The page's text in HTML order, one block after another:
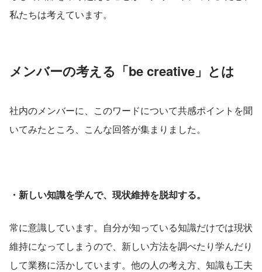
私たちは考えています。
メンバーの考える「be creative」とは
社内のメンバーに、このワードについて共感ポイントを聞
いてみたところ、こんな回答が集まりました。
・新しい知識を学んで、現状維持を脱却する。
常に意識しています。自分が知っている知識だけでは現状
維持になってしまうので、新しい方法を調べたり学んだり
して業務に活かしています。他の人の考え方、知識も工夫